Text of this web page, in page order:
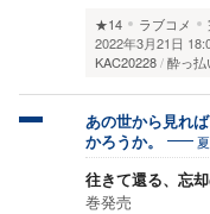
★14
ラブコメ
2022年3月21日
KAC20228 酔っ払
あの世から見れ
かろうか。
往きて還る、忘
巻発売